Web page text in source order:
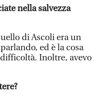
nella salvezza
di Ascoli era un
ed è la cosa
Inoltre, avevo